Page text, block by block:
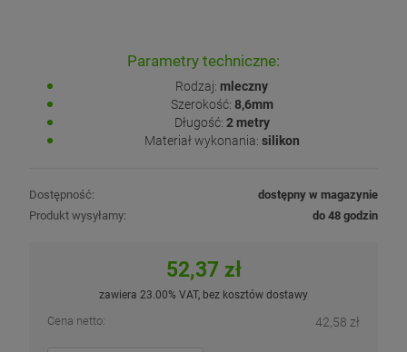
Parametry techniczne:
Rodzaj: mleczny
Szerokość: 8,6mm
Długość: 2 metry
Materiał wykonania: silikon
Dostępność:
dostępny w magazynie
Produkt wysyłamy:
do 48 godzin
52,37 zł
zawiera 23.00% VAT, bez kosztów dostawy
Cena netto: 42,58 zł